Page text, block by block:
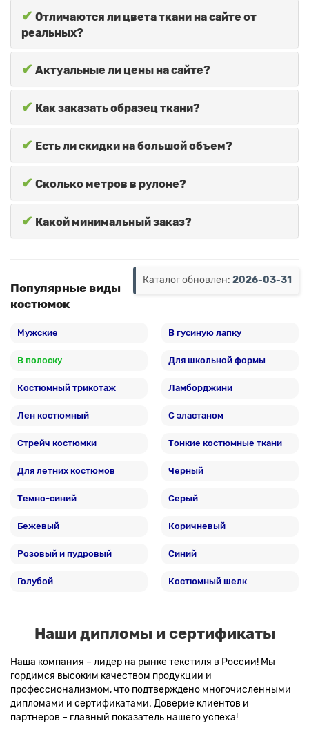
✔ Отличаются ли цвета ткани на сайте от
реальных?
✔ Актуальные ли цены на сайте?
✔ Как заказать образец ткани?
✔ Есть ли скидки на большой объем?
✔ Сколько метров в рулоне?
✔ Какой минимальный заказ?
Каталог обновлен: 2026-03-31
Популярные виды
костюмок
Мужские В гусиную лапку
В полоску Для школьной формы
Костюмный трикотаж Ламборджини
Лен костюмный С эластаном
Стрейч костюмки Тонкие костюмные ткани
Для летних костюмов Черный
Темно-синий Серый
Бежевый Коричневый
Розовый и пудровый Синий
Голубой Костюмный шелк
Наши дипломы и сертификаты
Наша компания – лидер на рынке текстиля в России! Мы
гордимся высоким качеством продукции и
профессионализмом, что подтверждено многочисленными
дипломами и сертификатами. Доверие клиентов и
партнеров – главный показатель нашего успеха!